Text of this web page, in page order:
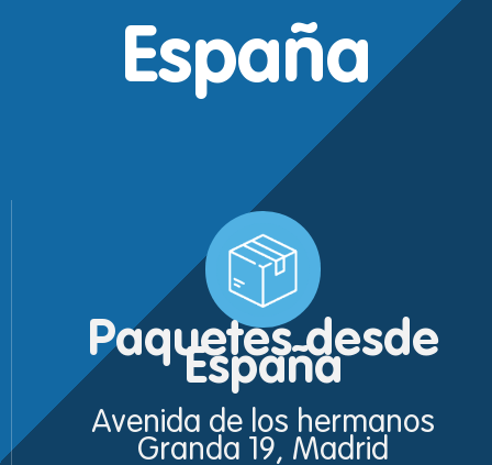
España
Paquetes desde
España
Avenida de los hermanos
Granda 19, Madrid